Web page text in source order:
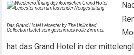
Das Grand Hotel Leicester by The Unlimited
Collection bietet sehr geschmackvolle Zimmer.
hat das Grand Hotel in der